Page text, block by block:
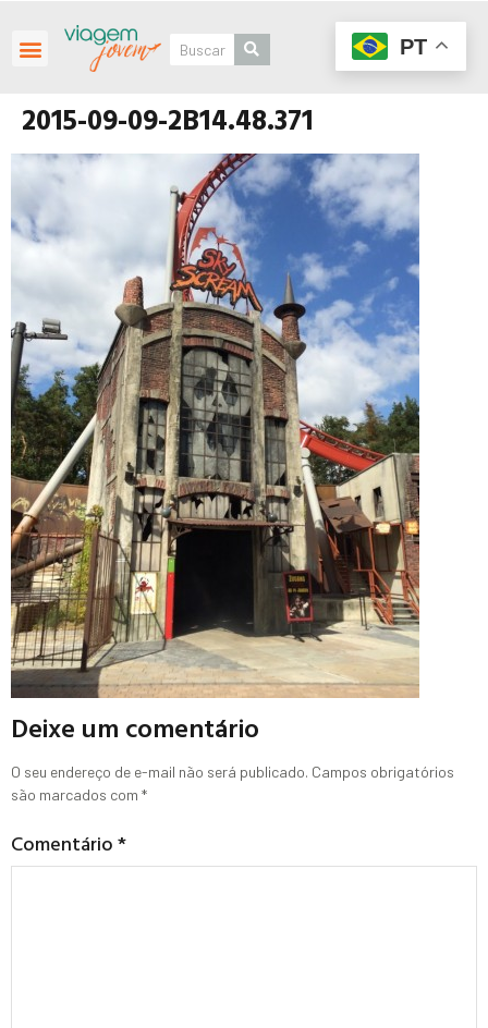
2015-09-09-2B14.48.371
Deixe um comentário
O seu endereço de e-mail não será publicado. Campos obrigatórios
são marcados com *
Comentário*
PT